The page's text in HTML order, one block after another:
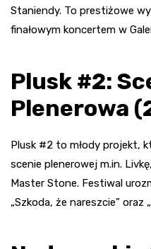
Staniendy. To prestiżowe
finałowym koncertem w
Plusk #2:
Plenerowa
Plusk #2 to młody projekt,
scenie plenerowej m.in.
Master Stone. Festiwal
„Szkoda, że nareszcie” oraz